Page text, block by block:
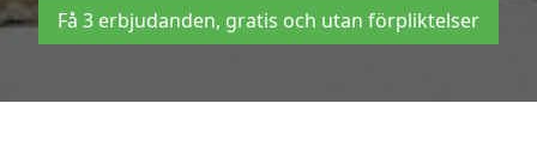
Få 3 erbjudanden, gratis och utan förpliktelser